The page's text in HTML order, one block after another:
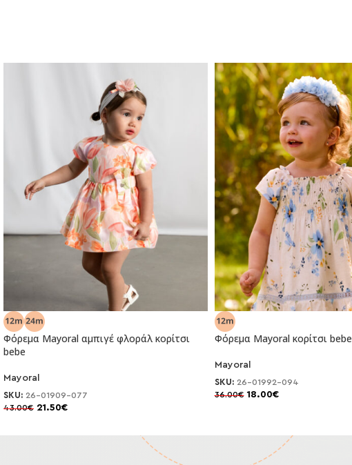
Φόρεμα Mayoral αμπιγέ φλοράλ κορίτσι
bebe
Mayoral
SKU: 26-01909-077
43.00€ 21.50€
-50%
Φόρεμα Mayoral κορίτσι bebe
Mayoral
SKU: 26-01992-094
36.00€ 18.00€